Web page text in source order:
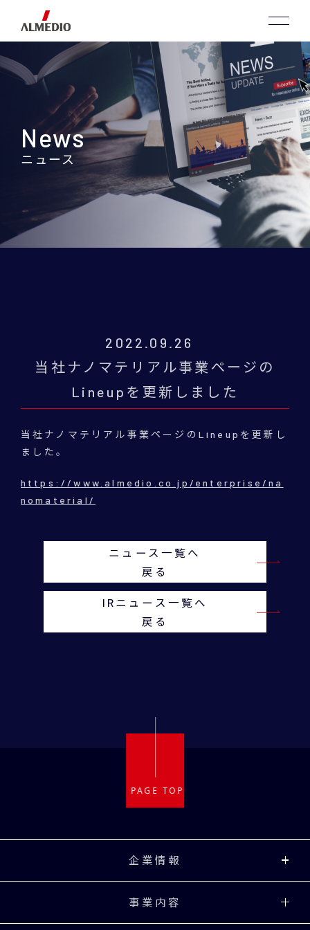
News
ニュース
2022.09.26
当社ナノマテリアル事業ページの
Lineupを更新しました
当社ナノマテリアル事業ページのLineupを更新し
ました。
https://www.almedio.co.jp/enterprise/na
nomaterial/
ニュース一覧へ
戻る
IRニュース一覧へ
戻る
企業情報
事業内容